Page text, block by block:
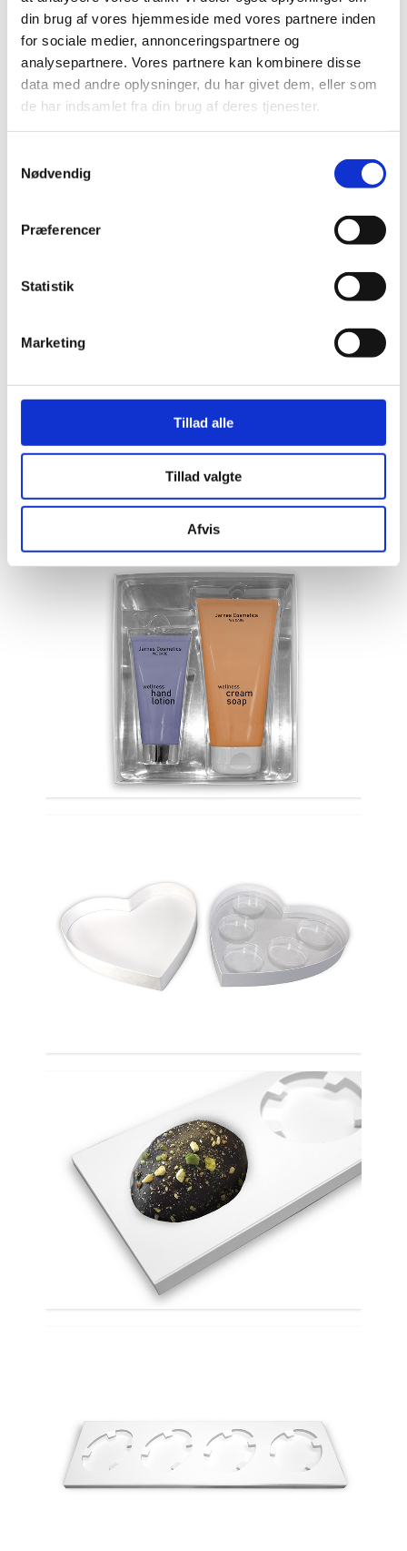
din brug af vores hjemmeside med vores partnere inden
for sociale medier, annonceringspartnere og
analysepartnere. Vores partnere kan kombinere disse
data med andre oplysninger, du har givet dem, eller som
de har indsamlet fra din brug af deres tjenester.
Nødvendig
Præferencer
Statistik
Marketing
Tillad alle
Tillad valgte
Afvis